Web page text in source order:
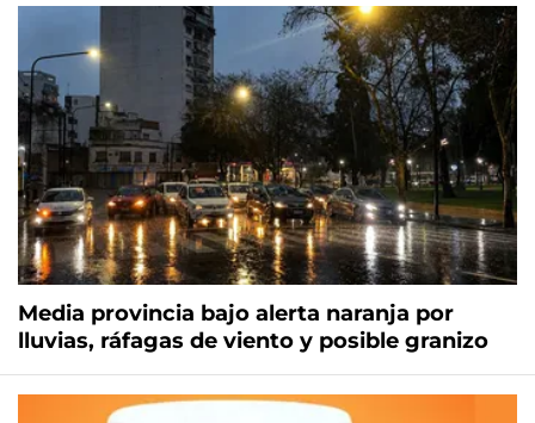
Media provincia bajo alerta naranja por
lluvias, ráfagas de viento y posible granizo